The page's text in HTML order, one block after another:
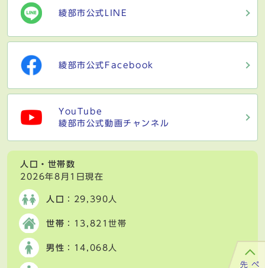
綾部市公式LINE
綾部市公式Facebook
YouTube
綾部市公式動画チャンネル
人口・世帯数
2026年8月1日現在
人口 ：29,390人
世帯 ：13,821世帯
男性 ：14,068人